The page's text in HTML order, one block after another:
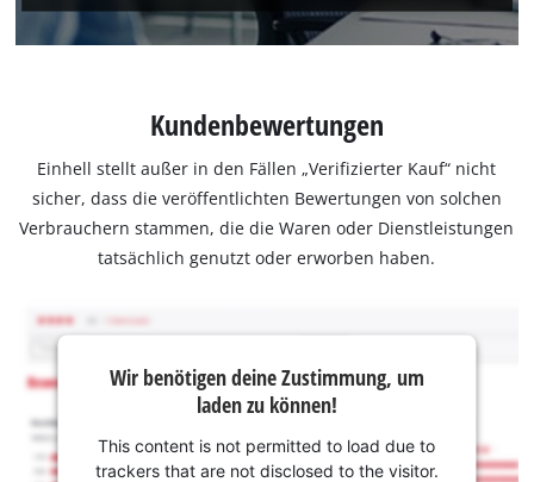
Kundenbewertungen
Einhell stellt außer in den Fällen „Verifizierter Kauf“ nicht
sicher, dass die veröffentlichten Bewertungen von solchen
Verbrauchern stammen, die die Waren oder Dienstleistungen
tatsächlich genutzt oder erworben haben.
Wir benötigen deine Zustimmung, um
laden zu können!
This content is not permitted to load due to
trackers that are not disclosed to the visitor.